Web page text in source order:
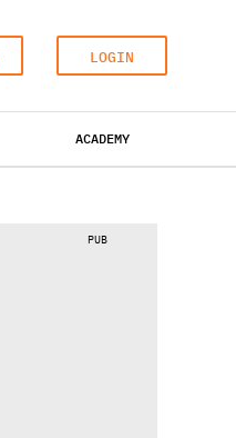
LOGIN
ACADEMY
PUB